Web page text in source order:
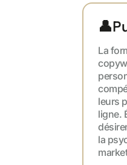
👤
La
leurs
ligne.
la